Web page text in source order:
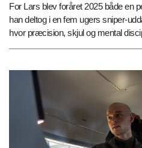
For Lars blev foråret 2025 både en
han deltog i en fem ugers sniper-
hvor præcision, skjul og mental